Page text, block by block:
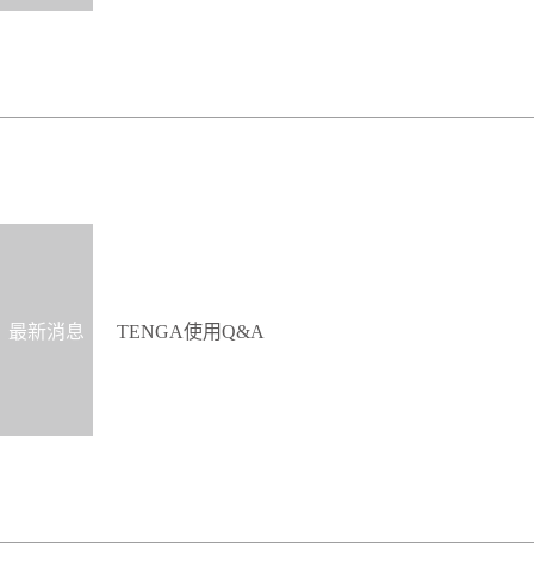
最新消息 TENGA使用Q&A